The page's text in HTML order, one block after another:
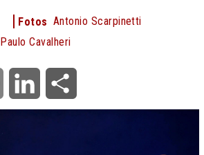
Fotos Antonio Scarpinetti
Paulo Cavalheri
WhatsApp LinkedIn